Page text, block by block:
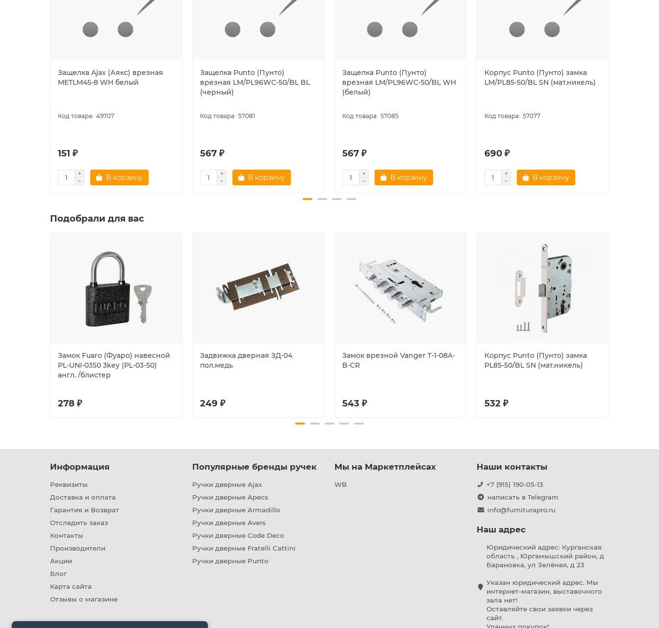
Защелка Ajax (Аякс) врезная
METLM45-8 WH белый
49707
151 ₽
В корзину
Защелка Punto (Пунто)
врезная LM/PL96WC-50/BL BL
(черный)
57081
567 ₽
В корзину
Защелка Punto (Пунто)
врезная LM/PL96WC-50/BL WH
(белый)
57085
567 ₽
В корзину
Корпус Punto (Пунто) замка
LM/PL85-50/BL SN (мат.никель)
57077
690 ₽
В корзину
Подобрали для вас
Замок Fuaro (Фуаро) навесной
PL-UNI-0350 3key (PL-03-50)
англ. /блистер
278 ₽
Задвижка дверная ЗД-04
пол.медь
249 ₽
Замок врезной Vanger T-1-08A-
B-CR
543 ₽
Корпус Punto (Пунто) замка
PL85-50/BL SN (мат.никель)
532 ₽
Информация
Реквизиты
Доставка и оплата
Гарантия и Возврат
Отследить заказ
Контакты
Производители
Акции
Блог
Карта сайта
Отзывы о магазине
Популярные бренды ручек
Ручки дверные Ajax
Ручки дверные Apecs
Ручки дверные Armadillo
Ручки дверные Avers
Ручки дверные Code Deco
Ручки дверные Fratelli Cattini
Ручки дверные Punto
Мы на Маркетплейсах
WB
Наши контакты
+7 (915) 190-05-13
написать в Telegram
info@furniturapro.ru
Наш адрес
Юридический адрес: Курганская
область , Юргамышский район, д
Барановка, ул Зелёная, д 23
Указан юридический адрес. Мы
интернет-магазин, выставочного
зала нет!
Оставляйте свои заявки через
сайт.